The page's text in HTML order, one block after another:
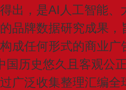
出，是AI人工智能、
品牌数据研究成果
成任何形式的商业广
国历史悠久且客观公
广泛收集整理汇编